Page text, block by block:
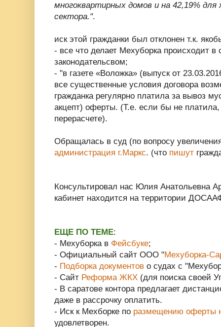
многоквартирных домов и на 42,19%
сектора.".
иск этой гражданки был отклонен т.к.
- все что делает Мехуборка происходит в
законодательсвом;
- "в газете «Воложка» (выпуск от
все существенные условия договора
гражданка регулярно платила за вывоз
акцепт) оферты. (Т.е. если бы не платила,
перерасчете).
Обращалась в суд (по вопросу
администрация г.Маркс. (что пишут
Консультировал нас Юлия Анатольевна
кабинет находится на территории
ЕЩЕ ПО ТЕМЕ:
- Мехуборка в Фейсбуке;
- Официальный сайт ООО "Мехуборка-
- Подборка документов о судах с
- Сайт Реформа ЖКХ (для поиска своей
- В саратове контора предлагает
даже в рассрочку оплатить.
- Иск к Мехборке по размещению оферты
удовлетворен.